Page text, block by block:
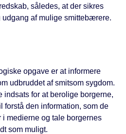
således, at der sikres
udgang af mulige smittebærere.
opgave er at informere
udbruddet af smitsom sygdom.
indsats for at berolige borgerne,
forstå den information, som de
i medierne og tale borgernes
som muligt.